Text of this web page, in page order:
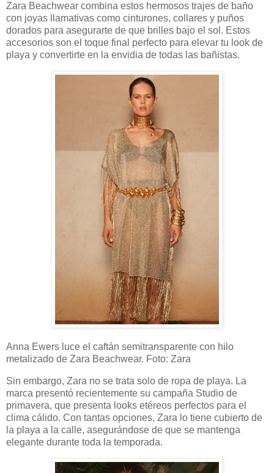
Zara Beachwear combina estos hermosos trajes de baño
con joyas llamativas como cinturones, collares y puños
dorados para asegurarte de que brilles bajo el sol. Estos
accesorios son el toque final perfecto para elevar tu look de
playa y convertirte en la envidia de todas las bañistas.
Anna Ewers luce el caftán semitransparente con hilo
metalizado de Zara Beachwear. Foto: Zara
Sin embargo, Zara no se trata solo de ropa de playa. La
marca presentó recientemente su campaña Studio de
primavera, que presenta looks etéreos perfectos para el
clima cálido. Con tantas opciones, Zara lo tiene cubierto de
la playa a la calle, asegurándose de que se mantenga
elegante durante toda la temporada.